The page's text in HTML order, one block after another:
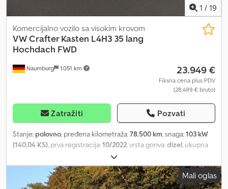
1 / 19
Naumburg 1.051 km
Komercijalno vozilo sa visokim krovom
VWCrafter Kasten L4H3 35 lang
Hochdach FWD
23.949 €
Fiksna cena plus PDV
(28.499 € bruto)
Zatražiti Pozvati
Stanje: polovno, pređena kilometraža:78.500 km, snaga:103 kW
(140,04 KS) , prva registracija:10/2022 , vrsta goriva:dizel , ukupna
, tip prenosa:
razred:Euro 6, broj sedišta:3, dužina tovarnog prostora:4.300 mm,
širina utovarnog prostora:1.832 mm, visina tovarnog prostora:Mali oglas